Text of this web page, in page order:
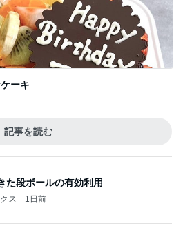
ーキ
記事を読む
ス 1日前
っても来る不穏な電話
ス 10時間前